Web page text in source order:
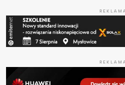
REKLAMA